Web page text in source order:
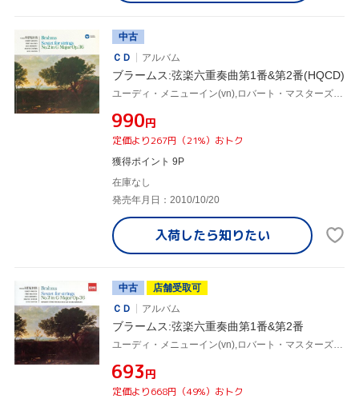
中古
ＣＤ
アルバム
ブラームス:弦楽六重奏曲第1番&第2番(HQCD)
ユーディ・メニューイン(vn),ロバート・マスターズ(vn),セシル・アロノヴィッツ(va),エルンスト・ウォールフィッシュ(va),モーリス・ジャンドロン(vc),デレク・シンプソン(vc)
¥990円
定価より267円（21%）おトク
獲得ポイント 9P
在庫なし
発売年月日：2010/10/20
入荷したら知りたい
中古
店舗受取可
ＣＤ
アルバム
ブラームス:弦楽六重奏曲第1番&第2番
ユーディ・メニューイン(vn),ロバート・マスターズ(vn),セシル・アロノヴィッツ(va),エルンスト・ウォールフィッシュ(va),モーリス・ジャンドロン(vc),デレク・シンプソン(vc)
¥693円
定価より668円（49%）おトク